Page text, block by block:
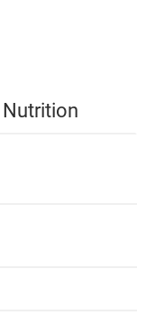
Nutrition